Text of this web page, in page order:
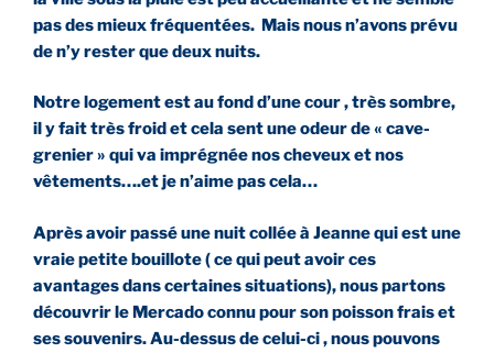
pas des mieux fréquentées. Mais nous n’avons prévu
de n’y rester que deux nuits.
Notre logement est au fond d’une cour , très sombre,
il y fait très froid et cela sent une odeur de « cave-
grenier » qui va imprégnée nos cheveux et nos
vêtements….et je n’aime pas cela…
Après avoir passé une nuit collée à Jeanne qui est une
vraie petite bouillote ( ce qui peut avoir ces
avantages dans certaines situations), nous partons
découvrir le Mercado connu pour son poisson frais et
ses souvenirs. Au-dessus de celui-ci , nous pouvons